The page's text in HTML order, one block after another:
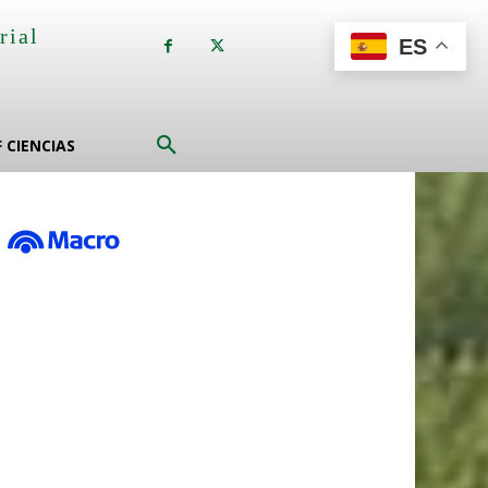
CIENCIAS
ES